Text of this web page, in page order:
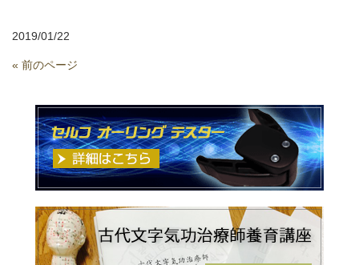
2019/01/22
« 前のページ